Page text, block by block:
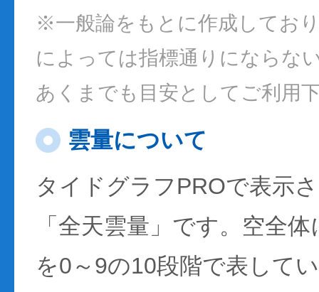
※一般論をもとに作成してお
によっては指標通りにならな
あくまでも目安としてご利用
雲量について
タイドグラフPROで表示
「全天雲量」です。空全
を0～9の10段階で表して